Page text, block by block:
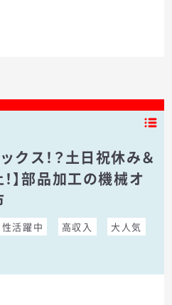
クス！？土日祝休み＆
】部品加工の機械オ
活躍中 高収入 大人気